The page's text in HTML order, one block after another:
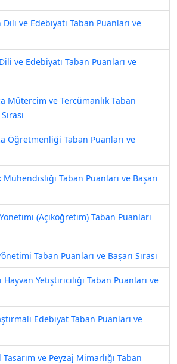
ve Edebiyatı Taban Puanları ve
ve Edebiyatı Taban Puanları ve
Mütercim ve Tercümanlık Taban
Öğretmenliği Taban Puanları ve
Mühendisliği Taban Puanları ve Başarı
(Açıköğretim) Taban Puanları
Taban Puanları ve Başarı Sırası
Hayvan Yetiştiriciliği Taban Puanları ve
Edebiyat Taban Puanları ve
ve Peyzaj Mimarlığı Taban